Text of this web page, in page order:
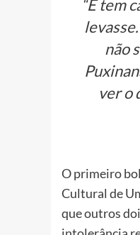
“E tem
não
ver o
O primeiro
Cultural de
que outros